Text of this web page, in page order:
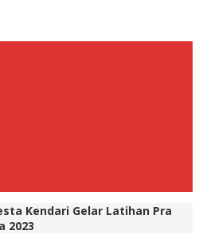
Kendari Gelar Latihan Pra
2023